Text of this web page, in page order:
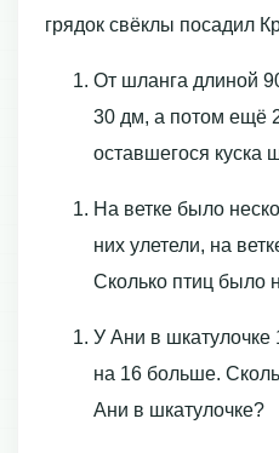
грядок свёклы посадил
От шланга длиной
30 дм, а потом ещё
оставшегося куска
На ветке было
них улетели, на
Сколько птиц было
У Ани в шкатулочке
на 16 больше.
Ани в шкатулочке?